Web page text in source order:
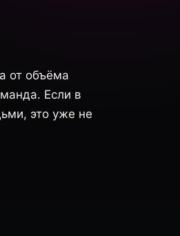
от объёма
Если в
это уже не